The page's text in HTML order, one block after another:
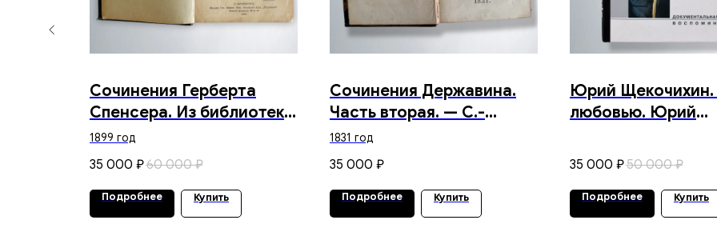
Сочинения Герберта
Спенсера. Из библиотеки
Е.Г. Ясина. 1899 г.
1899 год
35 000 ₽60 000 ₽
Подробнее Купить
Сочинения Державина.
Часть вторая. — С.-
Петербург. Типография
Александра Смирдина.
1831 г.
1831 год
35 000 ₽
Подробнее Купить
Юрий
любовью. Юрий
35 000 ₽50 000 ₽
Подробнее Купить